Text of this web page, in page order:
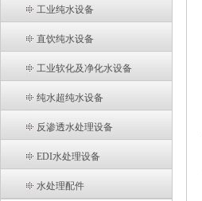
工业纯水设备
直饮纯水设备
工业软化及净化水设备
纯水超纯水设备
反渗透水处理设备
EDI水处理设备
水处理配件